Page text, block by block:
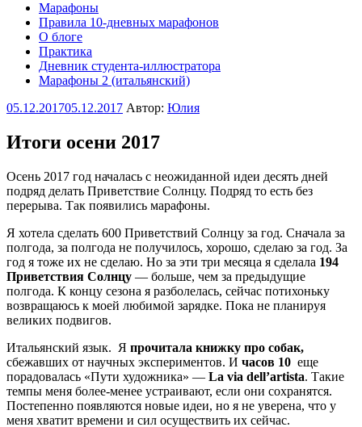
Марафоны
Правила 10-дневных марафонов
О блоге
Практика
Дневник студента-иллюстратора
Марафоны 2 (итальянский)
Опубликовано
05.12.201705.12.2017 Автор: Юлия
Итоги осени 2017
Осень 2017 год началась с неожиданной идеи десять дней
подряд делать Приветствие Солнцу. Подряд то есть без
перерыва. Так появились марафоны.
Я хотела сделать 600 Приветствий Солнцу за год. Сначала за
полгода, за полгода не получилось, хорошо, сделаю за год. За
год я тоже их не сделаю. Но за эти три месяца я сделала 194
Приветствия Солнцу — больше, чем за предыдущие
полгода. К концу сезона я разболелась, сейчас потихоньку
возвращаюсь к моей любимой зарядке. Пока не планируя
великих подвигов.
Итальянский язык. Я прочитала книжку про собак,
сбежавших от научных экспериментов. И часов 10 еще
порадовалась «Пути художника» — La via dell’artista. Такие
темпы меня более-менее устраивают, если они сохранятся.
Постепенно появляются новые идеи, но я не уверена, что у
меня хватит времени и сил осуществить их сейчас.